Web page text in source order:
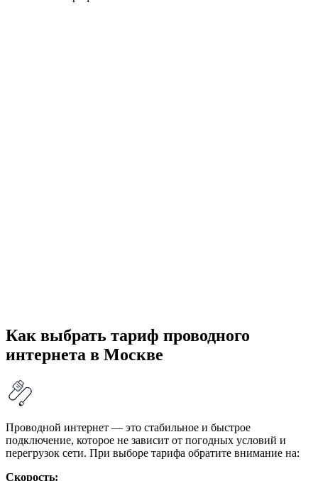
Как выбрать тариф проводного
интернета в Москве
Проводной интернет — это стабильное и быстрое
подключение, которое не зависит от погодных условий и
перегрузок сети. При выборе тарифа обратите внимание на:
Скорость: